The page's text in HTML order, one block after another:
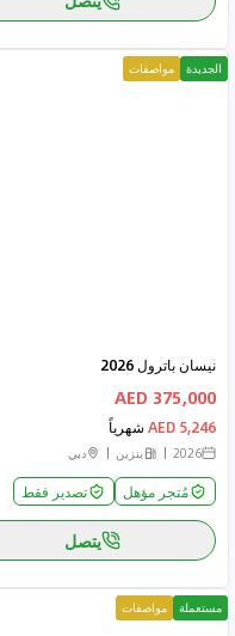
الجديدة مواصفات
نيسان باترول 2026
375,000 AED
5,246 AED شهرياً
2026 بنزين دبي
مُتجر مؤهل تصدير فقط
يتصل
مستعملة مواصفات